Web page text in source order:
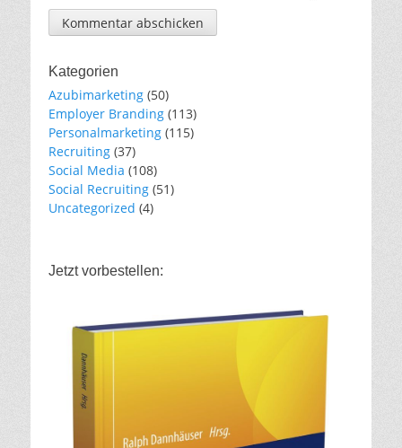
Kategorien
Azubimarketing (50)
Employer Branding (113)
Personalmarketing (115)
Recruiting (37)
Social Media (108)
Social Recruiting (51)
Uncategorized (4)
Jetzt vorbestellen: